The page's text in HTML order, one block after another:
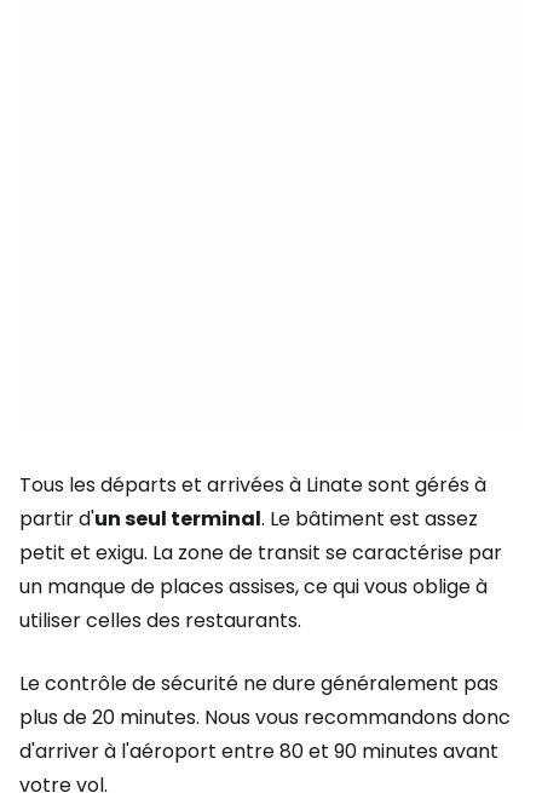
Tous les départs et arrivées à Linate sont gérés à
partir d'un seul terminal. Le bâtiment est assez
petit et exigu. La zone de transit se caractérise par
un manque de places assises, ce qui vous oblige à
utiliser celles des restaurants.
Le contrôle de sécurité ne dure généralement pas
plus de 20 minutes. Nous vous recommandons donc
d'arriver à l'aéroport entre 80 et 90 minutes avant
votre vol.